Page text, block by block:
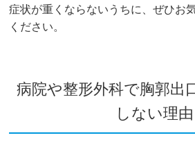
症状が重くならないうちに、ぜひお
ください。
病院や整形外科で胸郭出
しない理由